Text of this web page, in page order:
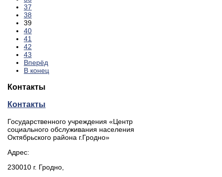
37
38
39
40
41
42
43
Вперёд
В конец
Контакты
Контакты
Государственного учреждения «Центр
социального обслуживания населения
Октябрьского района г.Гродно»
Адрес:
230010 г. Гродно,